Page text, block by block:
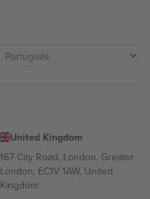
United Kingdom
167 City Road, London, Greater
London, EC1V 1AW, United
Kingdom